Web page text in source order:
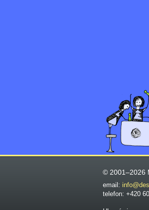
© 2001–2026
email:
telefon: +420